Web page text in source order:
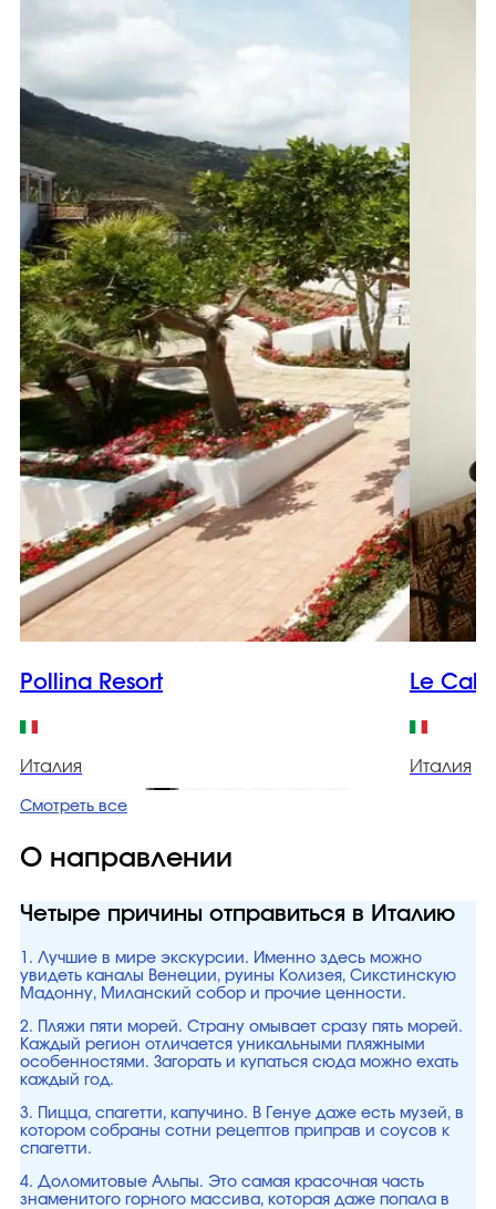
Pollina Resort
Италия
Le
Италия
Смотреть все
О направлении
Четыре причины отправиться в Италию
1. Лучшие в мире экскурсии. Именно здесь можно
увидеть каналы Венеции, руины Колизея, Сикстинскую
Мадонну, Миланский собор и прочие ценности.
2. Пляжи пяти морей. Страну омывает сразу пять морей.
Каждый регион отличается уникальными пляжными
особенностями. Загорать и купаться сюда можно ехать
каждый год.
3. Пицца, спагетти, капучино. В Генуе даже есть музей, в
котором собраны сотни рецептов приправ и соусов к
спагетти.
4. Доломитовые Альпы. Это самая красочная часть
знаменитого горного массива, которая даже попала в